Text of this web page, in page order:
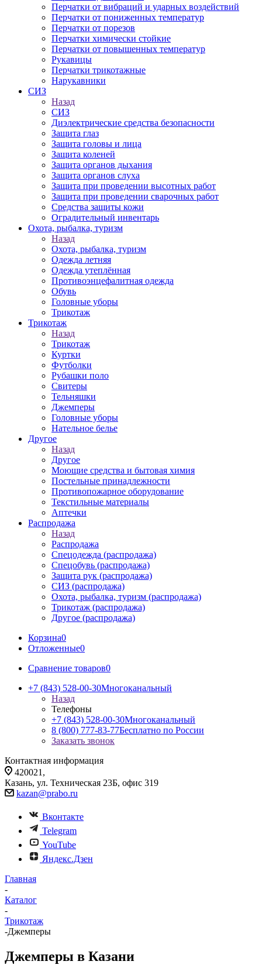
Перчатки от вибраций и ударных воздействий
Перчатки от пониженных температур
Перчатки от порезов
Перчатки химически стойкие
Перчатки от повышенных температур
Рукавицы
Перчатки трикотажные
Нарукавники
СИЗ
Назад
СИЗ
Диэлектрические средства безопасности
Защита глаз
Защита головы и лица
Защита коленей
Защита органов дыхания
Защита органов слуха
Защита при проведении высотных работ
Защита при проведении сварочных работ
Средства защиты кожи
Оградительный инвентарь
Охота, рыбалка, туризм
Назад
Охота, рыбалка, туризм
Одежда летняя
Одежда утеплённая
Противоэнцефалитная одежда
Обувь
Головные уборы
Трикотаж
Трикотаж
Назад
Трикотаж
Куртки
Футболки
Рубашки поло
Свитеры
Тельняшки
Джемперы
Головные уборы
Нательное белье
Другое
Назад
Другое
Моющие средства и бытовая химия
Постельные принадлежности
Противопожарное оборудование
Текстильные материалы
Аптечки
Распродажа
Назад
Распродажа
Спецодежда (распродажа)
Спецобувь (распродажа)
Защита рук (распродажа)
СИЗ (распродажа)
Охота, рыбалка, туризм (распродажа)
Трикотаж (распродажа)
Другое (распродажа)
Корзина0
Отложенные0
Сравнение товаров0
+7 (843) 528-00-30Многоканальный
Назад
Телефоны
+7 (843) 528-00-30Многоканальный
8 (800) 777-83-77Бесплатно по России
Заказать звонок
Контактная информация
420021,
Казань, ул. Техническая 23Б, офис 319
kazan@prabo.ru
Вконтакте
Telegram
YouTube
Яндекс.Дзен
Главная
-
Каталог
-
Трикотаж
-Джемперы
Джемперы в Казани